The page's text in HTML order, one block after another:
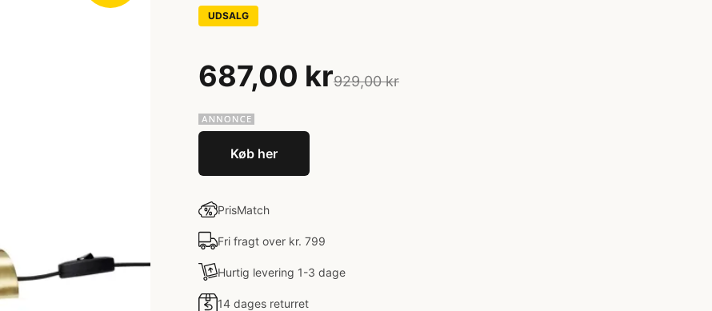
UDSALG
687,00 kr929,00 kr
Køb her
PrisMatch
Fri fragt over kr. 799
Hurtig levering 1-3 dage
14 dages returret